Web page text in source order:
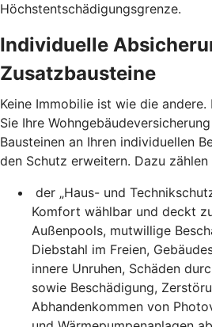
Höchstentschädigungsgrenze.
Individuelle
Zusatzbausteine
Keine Immobilie ist wie die
Sie Ihre
Bausteinen an Ihren individuellen
den Schutz erweitern. Dazu zählen
der „Haus- und
Komfort wählbar und deckt
Außenpools, mutwillige
Diebstahl im Freien,
innere Unruhen, Schäden
sowie Beschädigung,
Abhandenkommen von